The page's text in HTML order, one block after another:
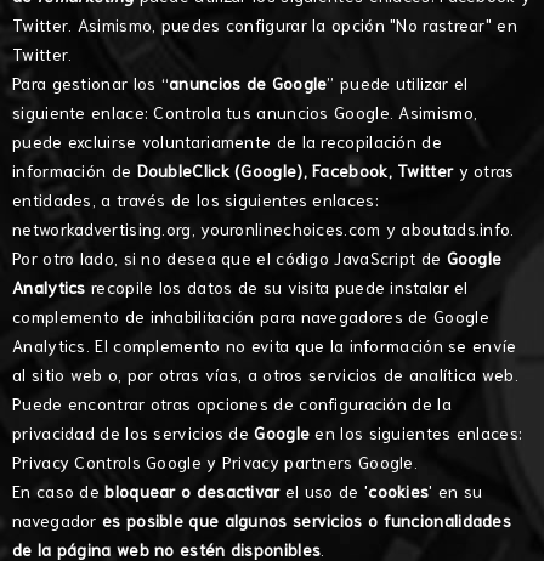
Twitter . Asimismo, puedes configurar la opción "No rastrear" en
Twitter.
Para gestionar los “anuncios de Google” puede utilizar el
siguiente enlace:Controla tus anuncios Google . Asimismo,
puede excluirse voluntariamente de la recopilación de
información de DoubleClick (Google), Facebook, Twittery otras
entidades, a través de los siguientes enlaces:
networkadvertising.org ,youronlinechoices.com yaboutads.info
Por otro lado, si no desea que el código JavaScript de Google
Analytics recopile los datos de su visita puede instalar el
complemento de inhabilitación para navegadores de Google
Analytics. El complemento no evita que la información se envíe
al sitio web o, por otras vías, a otros servicios de analítica web.
Puede encontrar otras opciones de configuración de la
privacidad de los servicios deGoogle en los siguientes enlaces:
Privacy Controls Google y Privacy partners Google
En caso debloquear o desactivarel uso de 'cookies' en su
navegadores posible que algunos servicios o funcionalidades
de la página web no estén disponibles